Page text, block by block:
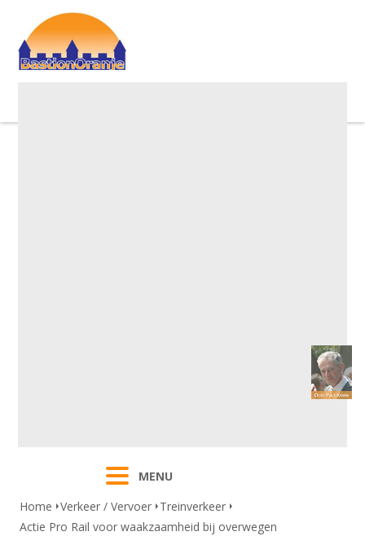
MENU
Home Verkeer / Vervoer Treinverkeer
Actie Pro Rail voor waakzaamheid bij overwegen